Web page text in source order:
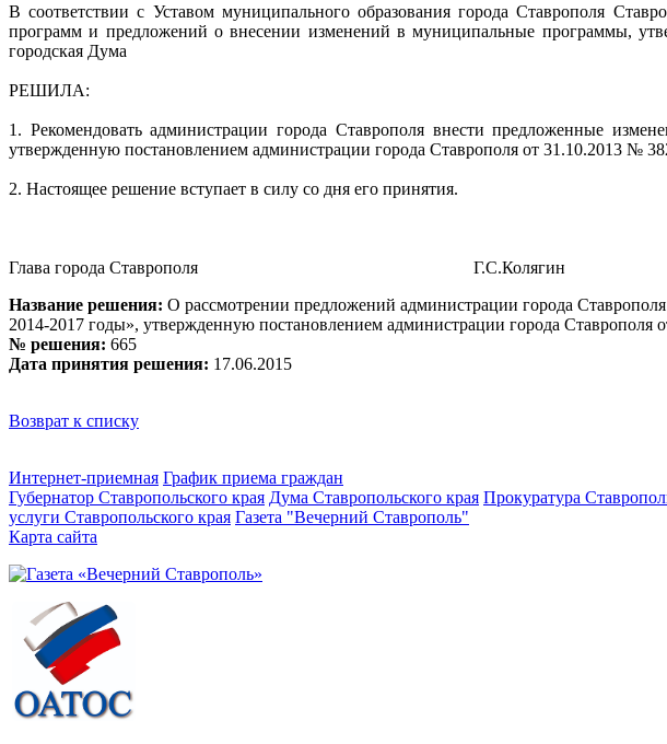
В соответствии с Уставом муниципального образования города Ставрополя
программ и предложений о внесении изменений вмуниципальные программы,
городская Дума
РЕШИЛА:
1. Рекомендовать администрации города Ставрополя внести предложенные
утвержденную постановлением администрации города Ставрополя от 31.10.2013 №
2. Настоящее решение вступает в силу со дня его принятия.
Глава города Ставрополя
Г.С.Колягин
Название решения: О рассмотрении предложений администрации города
2014-2017 годы», утвержденную постановлением администрации города Ставрополя
№ решения: 665
Дата принятия решения: 17.06.2015
Возврат к списку
Интернет-приемная График приема граждан
Губернатор Ставропольского края Дума Ставропольского края Прокуратура
услуги Ставропольского края Газета "Вечерний Ставрополь"
Карта сайта